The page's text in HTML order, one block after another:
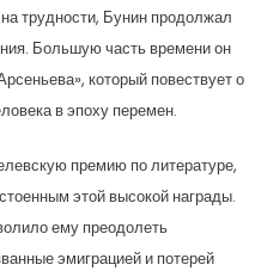
трудности, Бунин продолжал
Большую часть времени он
который повествует о
в эпоху перемен.
премию по литературе,
этой высокой награды.
ему преодолеть
эмиграцией и потерей